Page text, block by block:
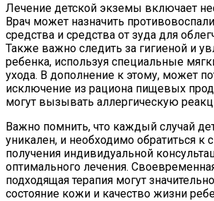
Лечение детской экземы включает
Врач может назначить
средства и средства от зуда для
Также важно следить за гигиеной и
ребенка, используя специальные
ухода. В дополнение к этому, может
исключение из рациона пищевых
могут вызывать аллергическую
Важно помнить, что каждый случай
уникален, и необходимо обратиться к
получения индивидуальной
оптимального лечения.
подходящая терапия могут
состояние кожи и качество жизни